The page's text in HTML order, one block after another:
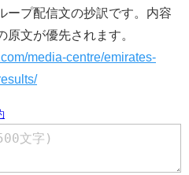
プ配信文の抄訳です。内容
文が優先されます。
media-centre/emirates-